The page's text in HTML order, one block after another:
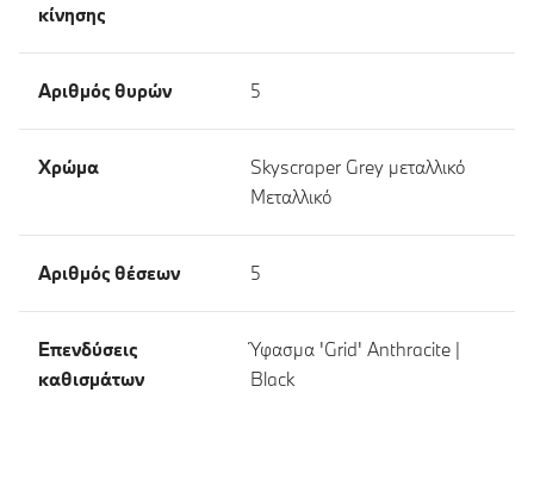
κίνησης
Αριθμός θυρών 5
Χρώμα
Skyscraper Grey μεταλλικό
Μεταλλικό
Αριθμός θέσεων 5
Επενδύσεις
καθισμάτων
Ύφασμα 'Grid' Anthracite |
Black